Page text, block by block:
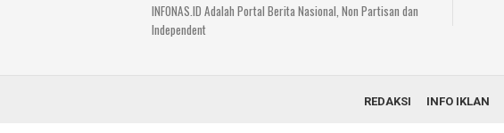
INFONAS.ID Adalah Portal Berita Nasional, Non Partisan dan
Independent
REDAKSI INFO IKLAN